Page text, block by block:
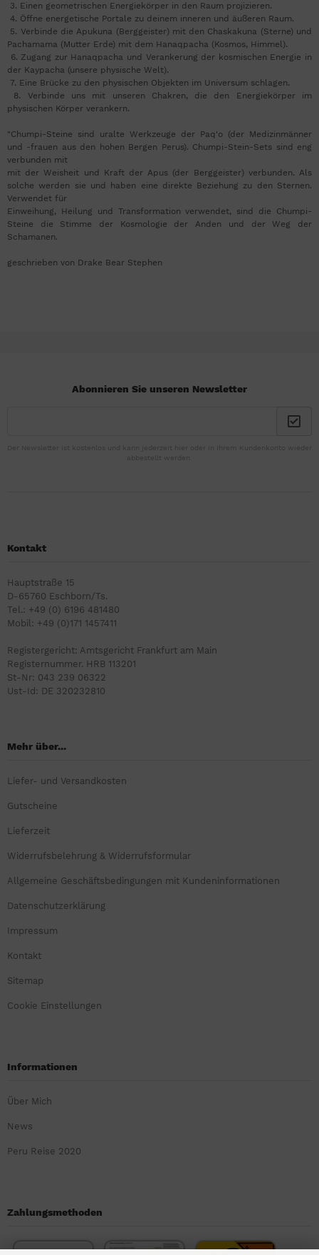
3. Einen geometrischen Energiekörper in den Raum projizieren.
4. Öffne energetische Portale zu deinem inneren und äußeren Raum.
5. Verbinde die Apukuna (Berggeister) mit den Chaskakuna (Sterne) und
Pachamama (Mutter Erde) mit dem Hanaqpacha (Kosmos, Himmel).
6. Zugang zur Hanaqpacha und Verankerung der kosmischen Energie in
der Kaypacha (unsere physische Welt).
7. Eine Brücke zu den physischen Objekten im Universum schlagen.
8. Verbinde uns mit unseren Chakren, die den Energiekörper im
physischen Körper verankern.
"Chumpi-Steine sind uralte Werkzeuge der Paq'o (der Medizinmänner
und -frauen aus den hohen Bergen Perus). Chumpi-Stein-Sets sind eng
verbunden mit
mit der Weisheit und Kraft der Apus (der Berggeister) verbunden. Als
solche werden sie und haben eine direkte Beziehung zu den Sternen.
Verwendet für
Einweihung, Heilung und Transformation verwendet, sind die Chumpi-
Steine die Stimme der Kosmologie der Anden und der Weg der
Schamanen.
geschrieben von Drake Bear Stephen
Abonnieren Sie unseren Newsletter
Der Newsletter ist kostenlos und kann jederzeit hier oder in Ihrem Kundenkonto wieder
abbestellt werden.
Kontakt
Hauptstraße 15
D-65760 Eschborn/Ts.
Tel.: +49 (0) 6196 481480
Mobil: +49 (0)171 1457411
Registergericht: Amtsgericht Frankfurt am Main
Registernummer. HRB 113201
St-Nr: 043 239 06322
Ust-Id: DE 320232810
Mehr über...
Liefer- und Versandkosten
Gutscheine
Lieferzeit
Widerrufsbelehrung & Widerrufsformular
Allgemeine Geschäftsbedingungen mit Kundeninformationen
Datenschutzerklärung
Impressum
Kontakt
Sitemap
Cookie Einstellungen
Informationen
Über Mich
News
Peru Reise 2020
Zahlungsmethoden